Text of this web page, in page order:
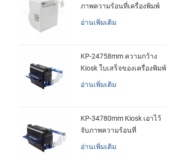
ภาพความร้อนที่เครื่องพิมพ์
ด้วปิดล็อค
อ่านเพิ่มเติม
KP-24758mm ความกว้าง
Kiosk ใบเสร็จของเครื่องพิมพ์
อ่านเพิ่มเติม
KP-34780mm Kiosk เอาไว้
จับภาพความร้อนที่
เครื่องพิมพ์
อ่านเพิ่มเติม